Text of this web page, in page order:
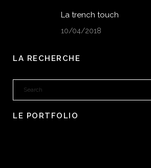
La trench touch
10/04/2018
LA RECHERCHE
LE PORTFOLIO